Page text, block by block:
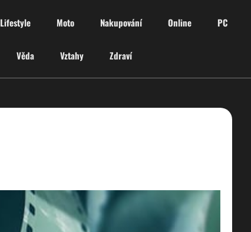
Lifestyle Moto Nakupování Online PC
Věda Vztahy Zdraví